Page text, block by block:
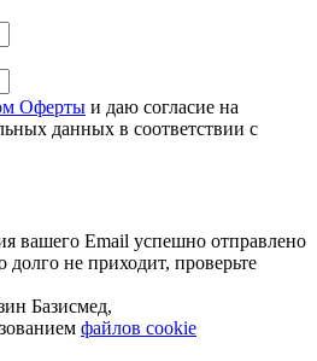
Оферты и даю согласие на
данных в соответствии с
вашего Email успешно отправлено
не приходит, проверьте
Базисмед,
файлов cookie